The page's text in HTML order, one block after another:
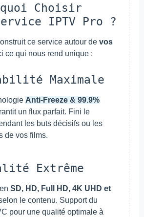
Choisir
IPTV Pro ?
ce service autour de vos
ce qui nous rend unique :
Maximale
Anti-Freeze & 99.9%
un flux parfait. Fini le
les buts décisifs ou les
de vos films.
Extrême
SD, HD, Full HD, 4K UHD et
le contenu. Support du
pour une qualité optimale à